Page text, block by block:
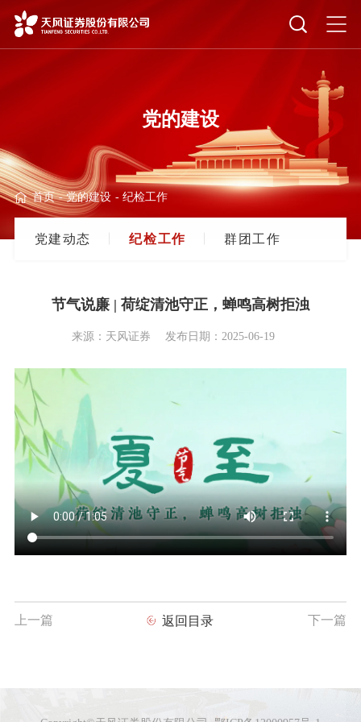
党的建设
首页 - 党的建设 - 纪检工作
党建动态 纪检工作 群 团 工 作
节气说廉 | 荷绽清池守正，蝉鸣高树拒浊
来源：天风证券 发布日期：2025-06-19
上一篇 返回目录 下一篇